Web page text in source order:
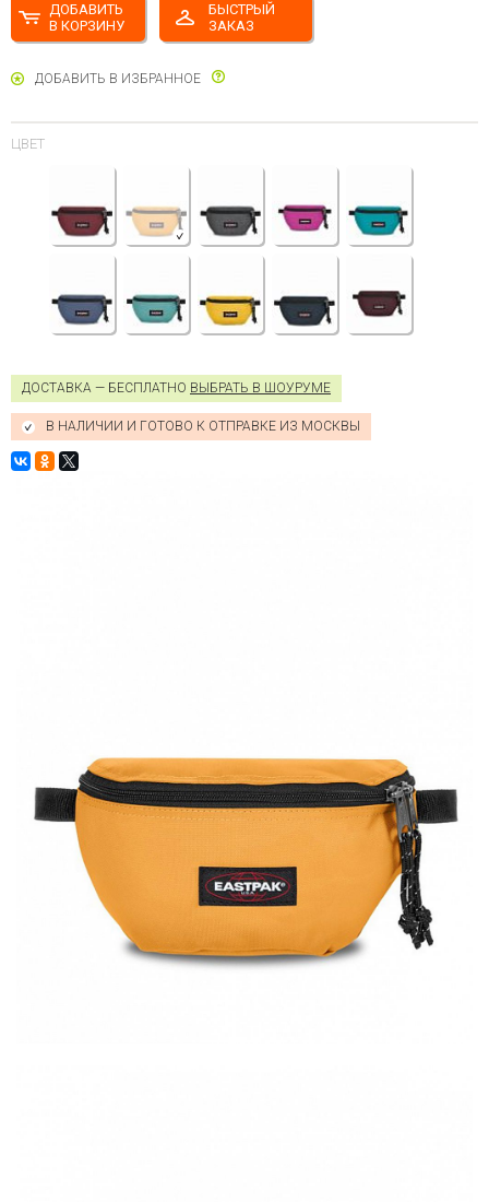
ДОБАВИТЬ
В КОРЗИНУ
БЫСТРЫЙ
ЗАКАЗ
ДОБАВИТЬ В ИЗБРАННОЕ
ЦВЕТ
ДОСТАВКА — БЕСПЛАТНО ВЫБРАТЬ В ШОУРУМЕ
В НАЛИЧИИ И ГОТОВО К ОТПРАВКЕ ИЗ МОСКВЫ